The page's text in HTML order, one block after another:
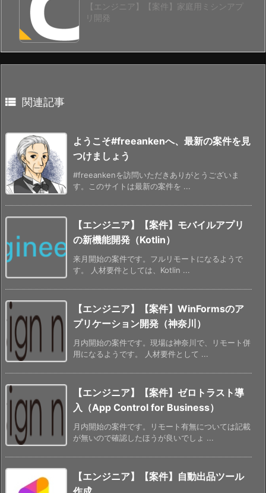
【エンジニア】【案件】家庭用ミシンアプ
リ開発
 関連記事
ようこそ#freeankenへ、最新の案件を見
つけましょう
#freeankenを訪問いただきありがとうございま
す。このサイトは最新の案件を ...
【エンジニア】【案件】モバイルアプリ
の新機能開発（Kotlin）
来月開始の案件です。フルリモートになるようで
す。 人材要件としては、Kotlin ...
【エンジニア】【案件】WinFormsのア
プリケーション開発（神奈川）
月内開始の案件です。現場は神奈川で、リモート併
用になるようです。 人材要件として ...
【エンジニア】【案件】ゼロトラスト導
入（App Control for Business）
月内開始の案件です。リモート有無については記載
が無いので確認したほうが良いでしょ ...
【エンジニア】【案件】自動出品ツール